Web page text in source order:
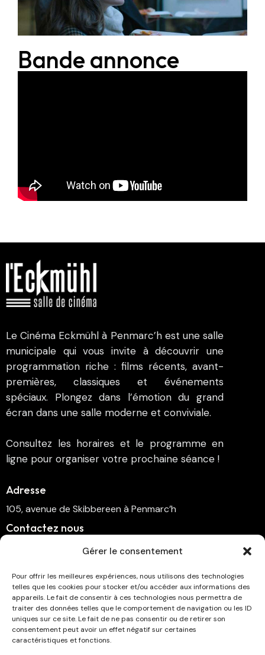
Gérer le consentement
Pour offrir les meilleures expériences, nous utilisons des technologies
telles que les cookies pour stocker et/ou accéder aux informations des
appareils. Le fait de consentir à ces technologies nous permettra de
traiter des données telles que le comportement de navigation ou les ID
uniques sur ce site. Le fait de ne pas consentir ou de retirer son
consentement peut avoir un effet négatif sur certaines
caractéristiques et fonctions.
Bande annonce
Le Cinéma Eckmühl à Penmarc’h est une salle
municipale qui vous invite à découvrir une
programmation riche : films récents, avant-
premières, classiques et événements
spéciaux. Plongez dans l’émotion du grand
écran dans une salle moderne et conviviale.
Consultez les horaires et le programme en
ligne pour organiser votre prochaine séance !
Adresse
105, avenue de Skibbereen à Penmarc’h
Contactez nous
cinema.penmarch@orange.fr
Suivez-nous
Abonnez-vous à la newsletter !